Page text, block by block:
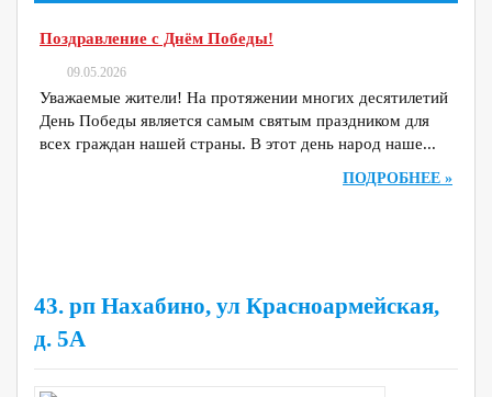
Поздравление с Днём Победы!
09.05.2026
Уважаемые жители! На протяжении многих десятилетий
День Победы является самым святым праздником для
всех граждан нашей страны. В этот день народ наше...
ПОДРОБНЕЕ »
43. рп Нахабино, ул Красноармейская,
д. 5А